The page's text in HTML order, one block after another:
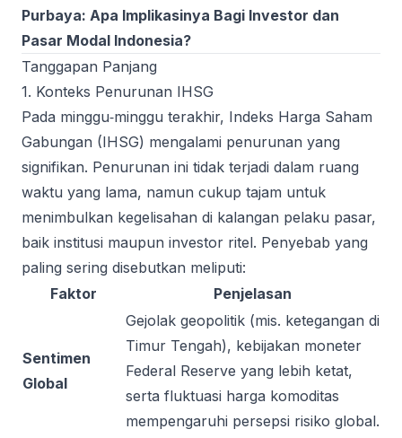
Purbaya: Apa Implikasinya Bagi Investor dan
Pasar Modal Indonesia?
Tanggapan Panjang
1. Konteks Penurunan IHSG
Pada minggu‑minggu terakhir, Indeks Harga Saham
Gabungan (IHSG) mengalami penurunan yang
signifikan. Penurunan ini tidak terjadi dalam ruang
waktu yang lama, namun cukup tajam untuk
menimbulkan kegelisahan di kalangan pelaku pasar,
baik institusi maupun investor ritel. Penyebab yang
paling sering disebutkan meliputi:
Faktor
Penjelasan
Sentimen
Global
Gejolak geopolitik (mis. ketegangan di
Timur Tengah), kebijakan moneter
Federal Reserve yang lebih ketat,
serta fluktuasi harga komoditas
mempengaruhi persepsi risiko global.